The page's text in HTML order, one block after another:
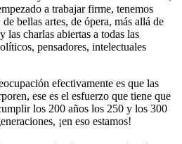
a trabajar firme, tenemos
bellas artes, de ópera, más allá de
las charlas abiertas a todas las
pensadores, intelectuales
efectivamente es que las
ese es el esfuerzo que tiene que
los 200 años los 250 y los 300
¡en eso estamos!